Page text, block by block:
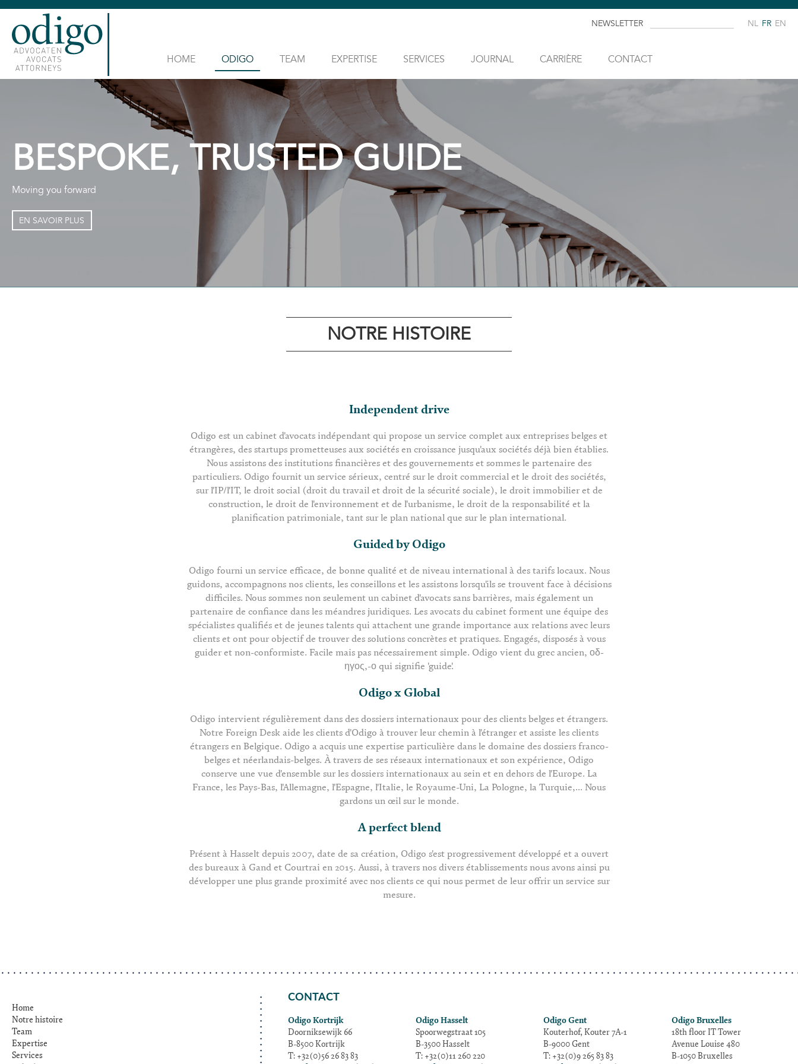
HOME ODIGO TEAM EXPERTISE SERVICES JOURNAL CARRIÈRE CONTACT
NEWSLETTER NL FR EN
BESPOKE, TRUSTED GUIDE
Moving you forward
EN SAVOIR PLUS
NOTRE HISTOIRE
Independent drive
Odigo est un cabinet d'avocats indépendant qui propose un service complet aux entreprises belges et
étrangères, des startups prometteuses aux sociétés en croissance jusqu'aux sociétés déjà bien établies.
Nous assistons des institutions financières et des gouvernements et sommes le partenaire des
particuliers. Odigo fournit un service sérieux, centré sur le droit commercial et le droit des sociétés,
sur l'IP/l'IT, le droit social (droit du travail et droit de la sécurité sociale), le droit immobilier et de
construction, le droit de l'environnement et de l'urbanisme, le droit de la responsabilité et la
planification patrimoniale, tant sur le plan national que sur le plan international.
Guided by Odigo
Odigo fourni un service efficace, de bonne qualité et de niveau international à des tarifs locaux. Nous
guidons, accompagnons nos clients, les conseillons et les assistons lorsqu'ils se trouvent face à décisions
difficiles. Nous sommes non seulement un cabinet d'avocats sans barrières, mais également un
partenaire de confiance dans les méandres juridiques. Les avocats du cabinet forment une équipe des
spécialistes qualifiés et de jeunes talents qui attachent une grande importance aux relations avec leurs
clients et ont pour objectif de trouver des solutions concrètes et pratiques. Engagés, disposés à vous
guider et non-conformiste. Facile mais pas nécessairement simple. Odigo vient du grec ancien, οδ-
ηγος,-ο qui signifie 'guide'.
Odigo x Global
Odigo intervient régulièrement dans des dossiers internationaux pour des clients belges et étrangers.
Notre Foreign Desk aide les clients d'Odigo à trouver leur chemin à l'étranger et assiste les clients
étrangers en Belgique. Odigo a acquis une expertise particulière dans le domaine des dossiers franco-
belges et néerlandais-belges. À travers de ses réseaux internationaux et son expérience, Odigo
conserve une vue d'ensemble sur les dossiers internationaux au sein et en dehors de l'Europe. La
France, les Pays-Bas, l'Allemagne, l'Espagne, l'Italie, le Royaume-Uni, La Pologne, la Turquie,... Nous
gardons un œil sur le monde.
A perfect blend
Présent à Hasselt depuis 2007, date de sa création, Odigo s'est progressivement développé et a ouvert
des bureaux à Gand et Courtrai en 2015. Aussi, à travers nos divers établissements nous avons ainsi pu
développer une plus grande proximité avec nos clients ce qui nous permet de leur offrir un service sur
mesure.
Home
Notre histoire
Team
Expertise
Services
CONTACT
Odigo Kortrijk
Doorniksewijk 66
B-8500 Kortrijk
T: +32(0)56 26 83 83
Odigo Hasselt
Spoorwegstraat 105
B-3500 Hasselt
T: +32(0)11 260 220
Odigo Gent
Kouterhof, Kouter 7A-1
B-9000 Gent
T: +32(0)9 265 83 83
Odigo Bruxelles
18th floor IT Tower
Avenue Louise 480
B-1050 Bruxelles